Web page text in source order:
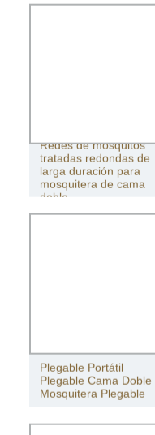
Redes de mosquitos
tratadas redondas de
larga duración para
mosquitera de cama
doble
Plegable Portátil
Plegable Cama Doble
Mosquitera Plegable